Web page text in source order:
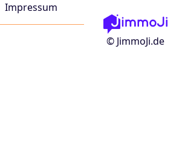
Impressum
© JimmoJi.de